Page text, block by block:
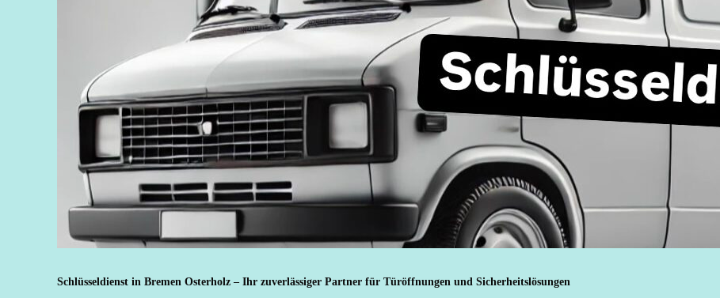
Schlüsseldienst in Bremen Osterholz – Ihr zuverlässiger Partner für Türöffnungen und Sicherheitslösungen